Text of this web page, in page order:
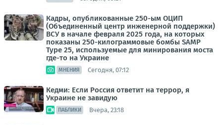
Кадры, опубликованные 250-ым ОЦИП
(Объединенный центр инженерной поддержки)
ВСУ в начале февраля 2025 года, на которых
показаны 250-килограммовые бомбы SAMP
Type 25, используемые для минирования моста
где-то на Украине
МНЕНИЯ Сегодня, 07:12
Кедми: Если Россия ответит на террор, я
Украине не завидую
ПАБЛИКИ Вчера, 23:18